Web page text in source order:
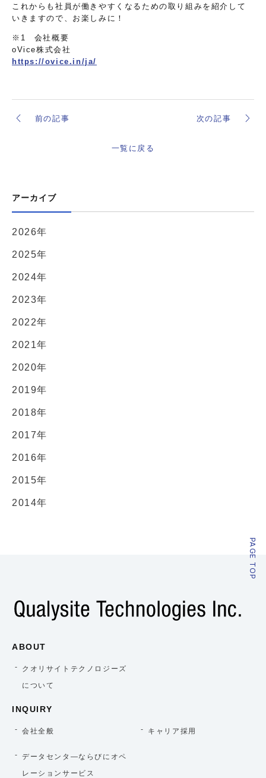
これからも社員が働きやすくなるための取り組みを紹介して
いきますので、お楽しみに！
※1
会社概要
oVice株式会社
https://ovice.in/ja/
前の記事
一覧に戻る
次の記事
アーカイブ
2026年
2025年
2024年
2023年
2022年
2021年
2020年
2019年
2018年
2017年
2016年
2015年
2014年
PAGE TOP
ABOUT
クオリサイトテクノロジーズ
について
INQUIRY
会社全般 キャリア採用
データセンタ―ならびにオペ
レーションサービス